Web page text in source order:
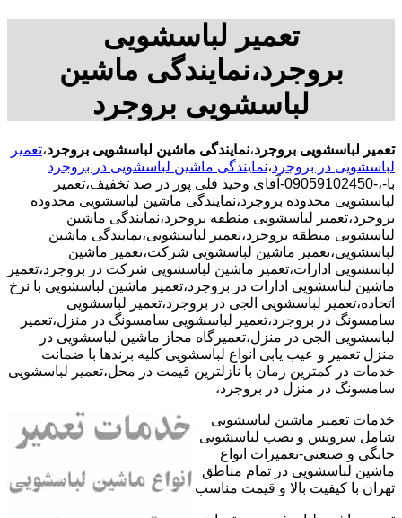
تعمیر لباسشویی
بروجرد،نمایندگی ماشین
لباسشویی بروجرد
تعمیر لباسشویی بروجرد،نمایندگی ماشین لباسشویی بروجرد،تعمیر
لباسشویی در بروجرد،نمایندگی ماشین لباسشویی در بروجرد
با-،-09059102450-آقای وحید قلی پور در صد تخفیف،تعمیر
لباسشویی محدوده بروجرد،نمایندگی ماشین لباسشویی محدوده
بروجرد،تعمیر لباسشویی منطقه بروجرد،نمایندگی ماشین
لباسشویی منطقه بروجرد،تعمیر لباسشویی،نمایندگی ماشین
لباسشویی،تعمیر ماشین لباسشویی شرکت،تعمیر ماشین
لباسشویی ادارات،تعمیر ماشین لباسشویی شرکت در بروجرد،تعمیر
ماشین لباسشویی ادارات در بروجرد،تعمیر ماشین لباسشویی با نرخ
اتحاده،تعمیر لباسشویی الجی در بروجرد،تعمیر لباسشویی
سامسونگ در بروجرد،تعمیر لباسشویی سامسونگ در منزل،تعمیر
لباسشویی الجی در منزل،تعمیرگاه مجاز ماشین لباسشویی در
منزل تعمیر و عیب یابی انواع لباسشویی کلیه برندها با ضمانت
خدمات در کمترین زمان با نازلترین قیمت در محل،تعمیر لباسشویی
سامسونگ در منزل در بروجرد،
خدمات تعمیر ماشین لباسشویی
شامل سرویس و نصب لباسشویی
خانگی و صنعتی-تعمیرات انواع
ماشین لباسشویی در تمام مناطق
تهران با کیفیت بالا و قیمت مناسب